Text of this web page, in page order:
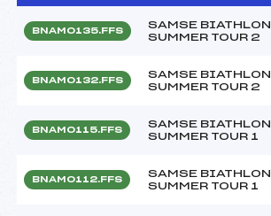
BNAM0135.FFS
SAMSE BIATHLON
SUMMER TOUR 2
BNAM0132.FFS
SAMSE BIATHLON
SUMMER TOUR 2
BNAM0115.FFS
SAMSE BIATHLON
SUMMER TOUR 1
BNAM0112.FFS
SAMSE BIATHLON
SUMMER TOUR 1